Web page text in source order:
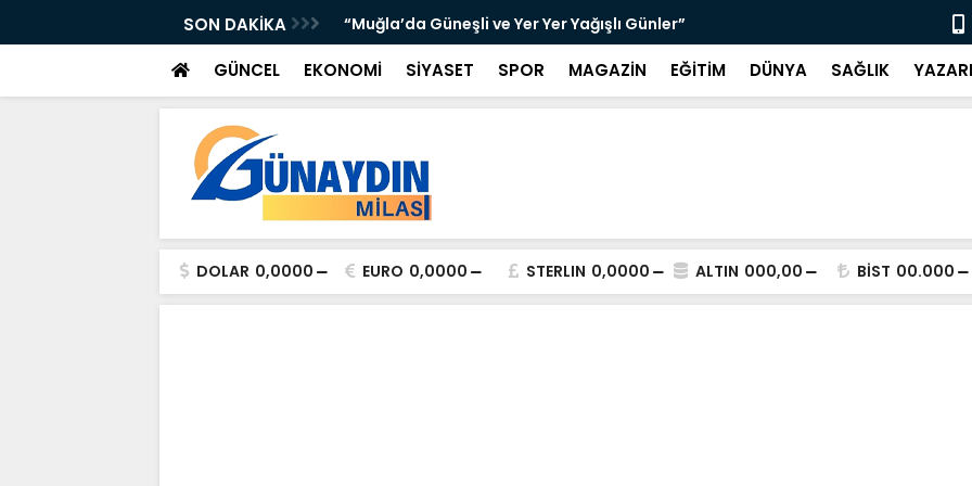
SON DAKİKA
ATTI: TORUNOĞULLARI VE OLTULU BİR “Muğla’da Güneşli ve Yer Yer Yağışlı Günler” “Sosyolog
GÜNCEL EKONOMİ SİYASET SPOR MAGAZİN EĞİTİM DÜNYA SAĞLIK
DOLAR 0,0000 EURO 0,0000 STERLIN 0,0000 ALTIN 000,00 BİST 00.000